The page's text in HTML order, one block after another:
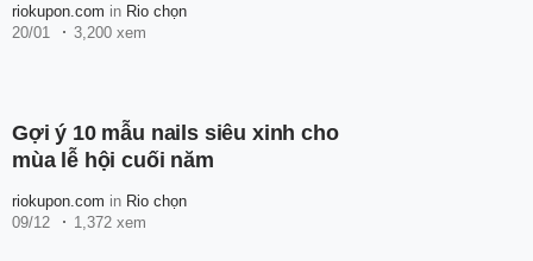
riokupon.com in Rio chọn
20/01
3,200 xem
Gợi ý 10 mẫu nails siêu xinh cho
mùa lễ hội cuối năm
riokupon.com in Rio chọn
09/12
1,372 xem